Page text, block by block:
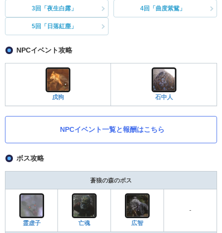
3回「夜生白露」 4回「曲度紫鴛」
5回「日落紅塵」
NPCイベント攻略
戌狗 石中人
NPCイベント一覧と報酬はこちら
ボス攻略
蒼狼の森のボス
霊虚子 亡魂 広智
-